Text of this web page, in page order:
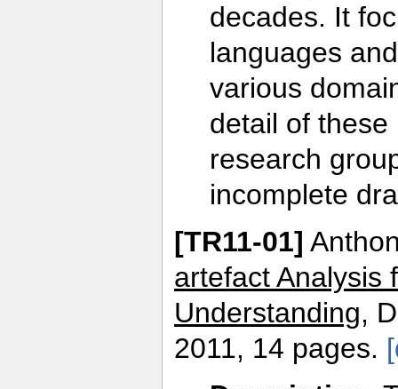
decades. It
languages
various
detail of
research
incomplete
[TR11-01]
artefact Analysis
Understanding,
2011, 14 pages.